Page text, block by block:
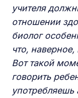
учителя
отношении
биолог
что, наверное,
Вот такой
говорить
употребляешь